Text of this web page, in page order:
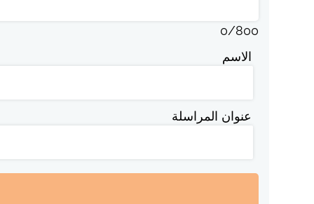
0/800
الاسم
عنوان المراسلة